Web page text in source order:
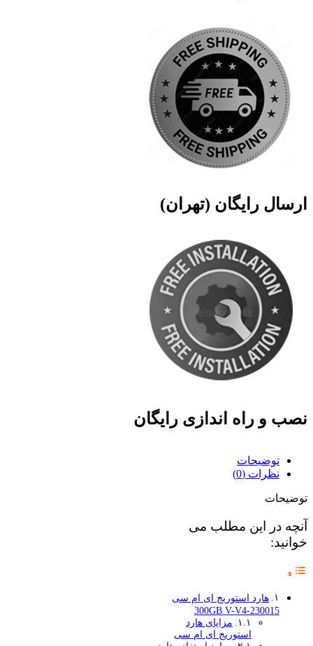
ارسال رایگان (تهران)
نصب و راه اندازی رایگان
توضیحات
نظرات (0)
توضیحات
آنچه در این مطلب می
خوانید:
هارد استوریج ای ام سی
300GB V-V4-230015
مزایای هارد
استوریج ای ام سی